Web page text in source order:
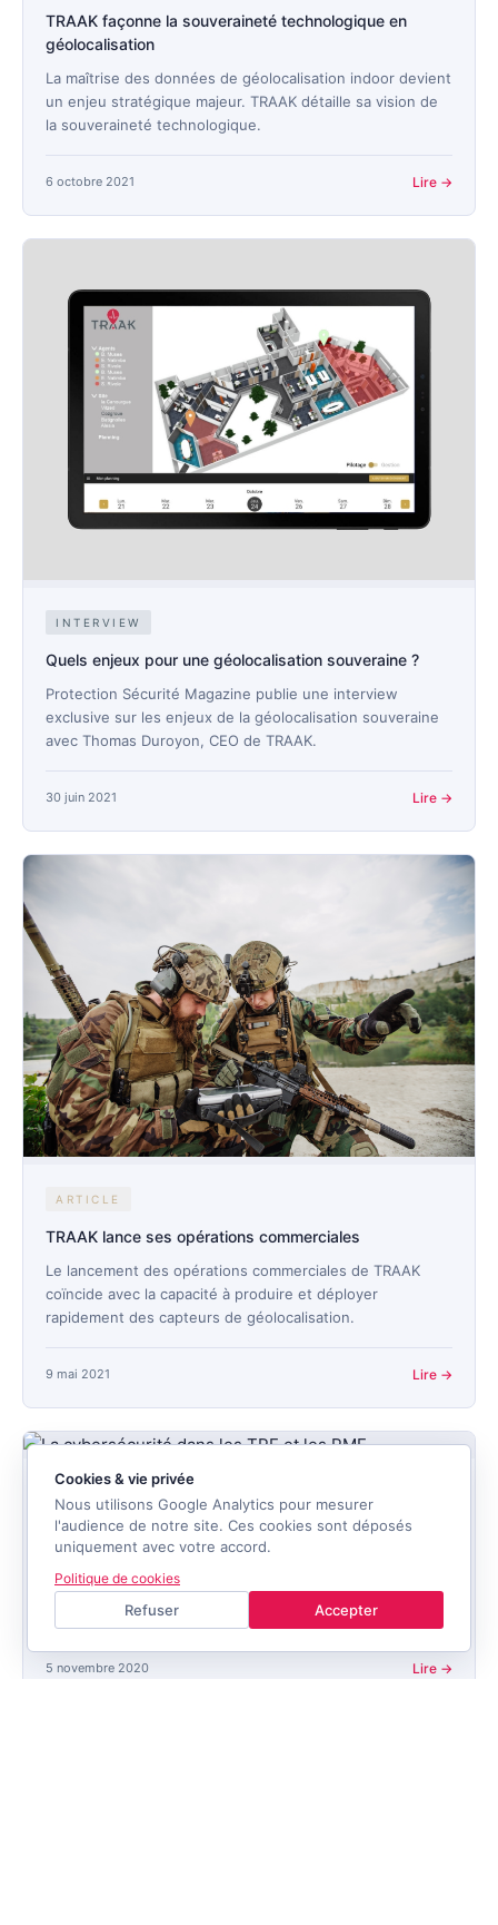
TRAAK façonne la souveraineté technologique en
géolocalisation
La maîtrise des données de géolocalisation indoor devient
un enjeu stratégique majeur. TRAAK détaille sa vision de
la souveraineté technologique.
6 octobre 2021 Lire →
INTERVIEW
Quels enjeux pour une géolocalisation souveraine ?
Protection Sécurité Magazine publie une interview
exclusive sur les enjeux de la géolocalisation souveraine
avec Thomas Duroyon, CEO de TRAAK.
30 juin 2021 Lire →
ARTICLE
TRAAK lance ses opérations commerciales
Le lancement des opérations commerciales de TRAAK
coïncide avec la capacité à produire et déployer
rapidement des capteurs de géolocalisation.
9 mai 2021 Lire →
La cybersécurité dans les TPE et les PME
Duroyon partage sa vision sur les enjeux numériques pour
les petites et moyennes entreprises.
5 novembre 2020 Lire →
Cookies & vie privée
Nous utilisons Google Analytics pour mesurer
l'audience de notre site. Ces cookies sont déposés
uniquement avec votre accord.
Politique de cookies
Refuser Accepter